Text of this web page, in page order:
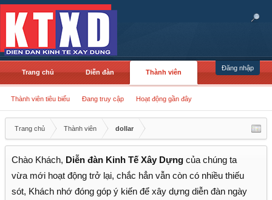
Đăng nhập
Trang chủ Diễn đàn Thành viên
Thành viên tiêu biểu Đang truy cập Hoạt động gần đây
Trang chủ Thành viên dollar
Chào Khách, Diễn đàn Kinh Tế Xây Dựng của chúng ta
vừa mới hoạt động trở lại, chắc hẳn vẫn còn có nhiều thiếu
sót, Khách nhớ đóng góp ý kiến để xây dựng diễn đàn ngày